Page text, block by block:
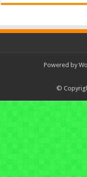
Powered by
©